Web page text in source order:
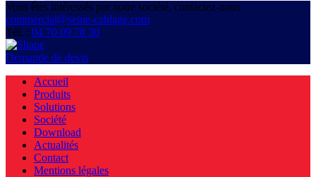
Vous êtes intéressés par notre société, contactez-nous
commercial@seme-cablage.com
Tél. : 04 70 09 78 30
Demande de devis
Accueil
Produits
Solutions
Société
Download
Actualités
Contact
Mentions légales